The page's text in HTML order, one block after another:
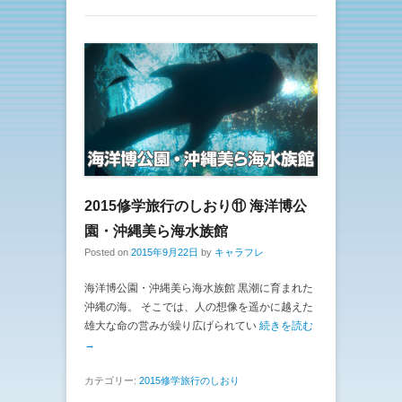
2015修学旅行のしおり⑪ 海洋博公
園・沖縄美ら海水族館
Posted on 2015年9月22日 by キャラフレ
海洋博公園・沖縄美ら海水族館 黒潮に育まれた
沖縄の海。 そこでは、人の想像を遥かに越えた
雄大な命の営みが繰り広げられてい 続きを読む
→
カテゴリー: 2015修学旅行のしおり